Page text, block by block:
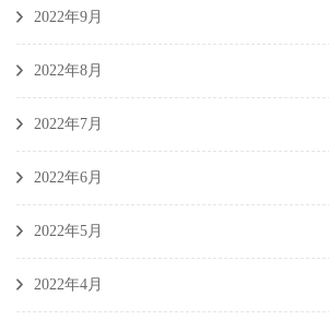
2022年9月
2022年8月
2022年7月
2022年6月
2022年5月
2022年4月